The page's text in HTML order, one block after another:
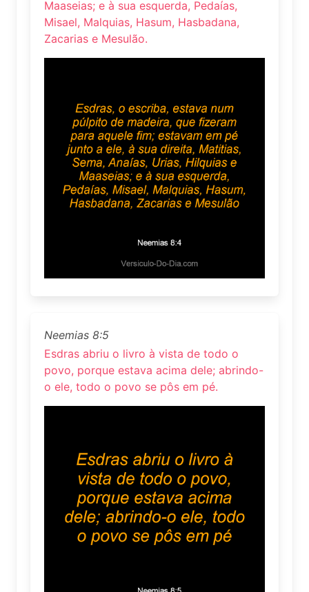
Maaseias; e à sua esquerda, Pedaías,
Misael, Malquias, Hasum, Hasbadana,
Zacarias e Mesulão.
Neemias 8:5
Esdras abriu o livro à vista de todo o
povo, porque estava acima dele; abrindo-
o ele, todo o povo se pôs em pé.